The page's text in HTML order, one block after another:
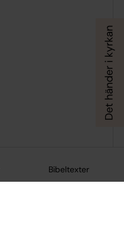
Bibeltexter